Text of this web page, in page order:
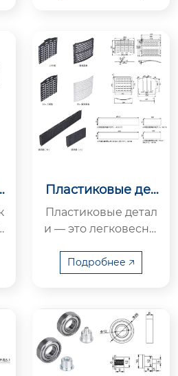
Пластиковые дет
Пластиковые детал
и — это легковесны
ьные сопутствующи
е компоненты для р
Подробнее 🡥